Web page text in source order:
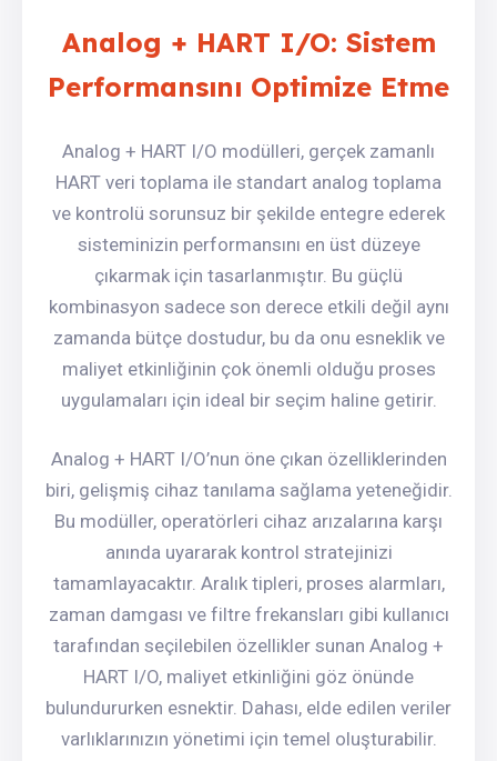
Analog + HART I/O: Sistem
Performansını Optimize Etme
Analog + HART I/O modülleri, gerçek zamanlı
HART veri toplama ile standart analog toplama
ve kontrolü sorunsuz bir şekilde entegre ederek
sisteminizin performansını en üst düzeye
çıkarmak için tasarlanmıştır. Bu güçlü
kombinasyon sadece son derece etkili değil aynı
zamanda bütçe dostudur, bu da onu esneklik ve
maliyet etkinliğinin çok önemli olduğu proses
uygulamaları için ideal bir seçim haline getirir.
Analog + HART I/O’nun öne çıkan özelliklerinden
biri, gelişmiş cihaz tanılama sağlama yeteneğidir.
Bu modüller, operatörleri cihaz arızalarına karşı
anında uyararak kontrol stratejinizi
tamamlayacaktır. Aralık tipleri, proses alarmları,
zaman damgası ve filtre frekansları gibi kullanıcı
tarafından seçilebilen özellikler sunan Analog +
HART I/O, maliyet etkinliğini göz önünde
bulundururken esnektir. Dahası, elde edilen veriler
varlıklarınızın yönetimi için temel oluşturabilir.